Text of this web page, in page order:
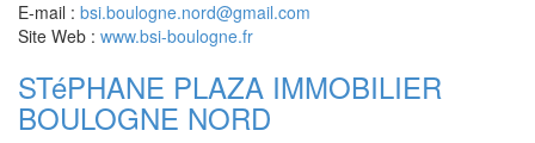
E-mail : bsi.boulogne.nord@gmail.com
Site Web : www.bsi-boulogne.fr
STéPHANE PLAZA IMMOBILIER
BOULOGNE NORD